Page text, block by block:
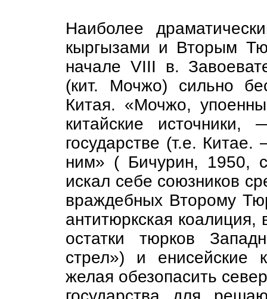
Наиболее
кыргызами и Вторым
начале VIII в.
(кит. Мочжо) сильно
Китая. «Мочжо,
китайские
государстве (т.е.
ним» ( Бичурин, 1950,
искал себе союзников
враждебных Второму
антитюркская
остатки тюрков
стрел») и енисейские
желая обезопасить